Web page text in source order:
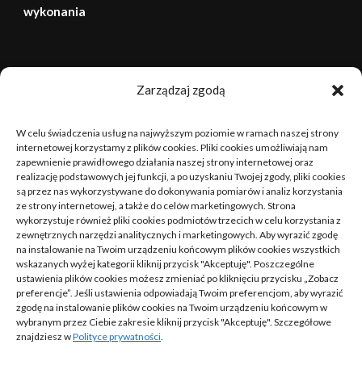
Zarządzaj zgodą
W celu świadczenia usług na najwyższym poziomie w ramach naszej strony
internetowej korzystamy z plików cookies. Pliki cookies umożliwiają nam
zapewnienie prawidłowego działania naszej strony internetowej oraz
realizację podstawowych jej funkcji, a po uzyskaniu Twojej zgody, pliki cookies
są przez nas wykorzystywane do dokonywania pomiarów i analiz korzystania
ze strony internetowej, a także do celów marketingowych. Strona
wykorzystuje również pliki cookies podmiotów trzecich w celu korzystania z
zewnętrznych narzędzi analitycznych i marketingowych. Aby wyrazić zgodę
na instalowanie na Twoim urządzeniu końcowym plików cookies wszystkich
wskazanych wyżej kategorii kliknij przycisk "Akceptuję". Poszczególne
ustawienia plików cookies możesz zmieniać po kliknięciu przycisku „Zobacz
preferencje”. Jeśli ustawienia odpowiadają Twoim preferencjom, aby wyrazić
zgodę na instalowanie plików cookies na Twoim urządzeniu końcowym w
wybranym przez Ciebie zakresie kliknij przycisk "Akceptuję". Szczegółowe
znajdziesz wPolityce prywatności.
wykonania
sierpień 2026
3 4 5 6 7 8 9
10 11 12 13 14 15 16
17 18 19 20 21 22 23
24 25 26 27 28 29 30
31